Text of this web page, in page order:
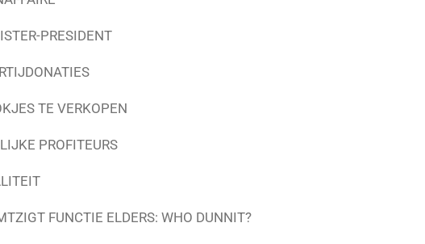
PRESIDENT
TE VERKOPEN
PROFITEURS
FUNCTIE ELDERS: WHO DUNNIT?